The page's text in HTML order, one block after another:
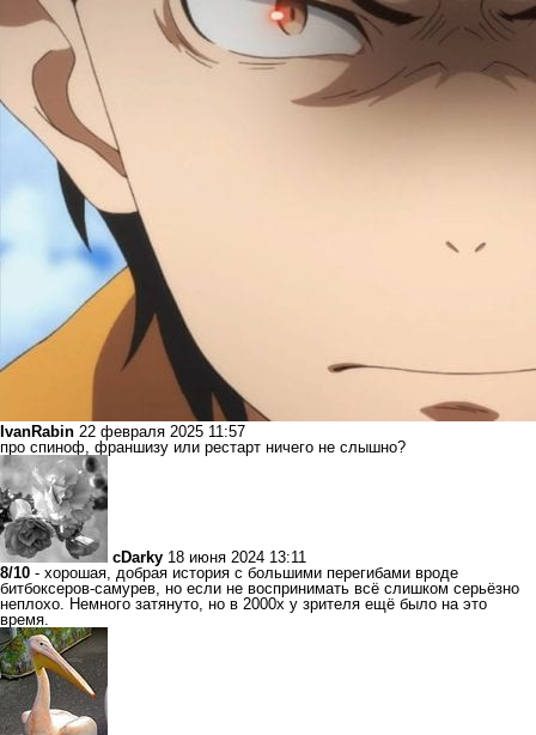
IvanRabin 22 февраля 2025 11:57
про спиноф, франшизу или рестарт ничего не слышно?
cDarky 18 июня 2024 13:11
8/10 - хорошая, добрая история с большими перегибами вроде
битбоксеров-самурев, но если не воспринимать всё слишком серьёзно
неплохо. Немного затянуто, но в 2000х у зрителя ещё было на это
время.